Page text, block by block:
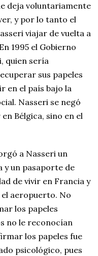
deja voluntariamente
y por lo tanto el
viajar de vuelta a
1995 el Gobierno
quien sería
sus papeles
en el país bajo la
Nasseri se negó
Bélgica, sino en el
a Nasseri un
y un pasaporte de
de vivir en Francia y
aeropuerto. No
los papeles
no le reconocían
los papeles fue
psicológico, pues